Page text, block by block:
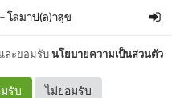
ละยอมรับนโยบายความเป็นส่วนตัว
รับ ไม่ยอมรับ
–โลมาป(ล)าสุข